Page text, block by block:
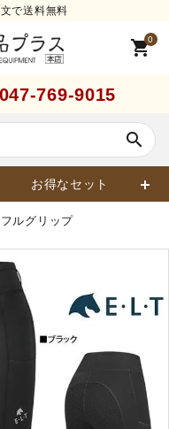
で送料無料
0
shopping_cart
047-769-9015
search
お得なセット
ルグリップ